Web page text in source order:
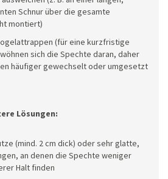
Schnur über die gesamte
montiert)
(für eine kurzfristige
sich die Spechte daran, daher
häufiger gewechselt oder umgesetzt
Lösungen:
(mind. 2 cm dick) oder sehr glatte,
an denen die Spechte weniger
Halt finden